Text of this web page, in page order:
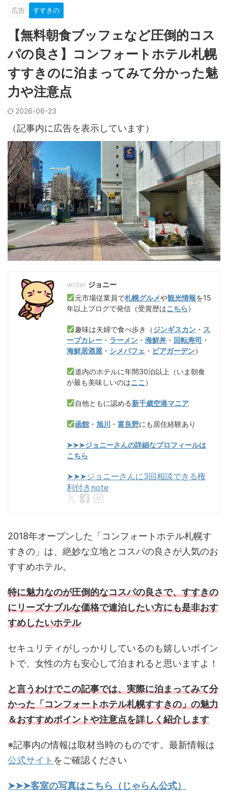
広告 すすきの
【無料朝食ブッフェなど圧倒的コス
パの良さ】コンフォートホテル札幌
すすきのに泊まってみて分かった魅
力や注意点
2026-06-23
（記事内に広告を表示しています）
ジョニー
元市場従業員で札幌グルメや観光情報を15
年以上ブログで発信（受賞歴はこちら）
趣味は夫婦で食べ歩き（ジンギスカン ・ ス
ープカレー ・ ラーメン ・ 海鮮丼 ・ 回転寿司 ・
海鮮居酒屋 ・ シメパフェ ・ ビアガーデン）
道内のホテルに年間30泊以上（いま朝食
が最も美味しいのはここ ）
自他ともに認める新千歳空港マニア
函館 ・旭川 ・富良野にも居住経験あり
➤➤➤ジョニーさんの詳細なプロフィールは
こちら
➤➤➤ジョニーさんに3回相談できる権
利付きnote
2018年オープンした「コンフォートホテル札幌す
すきの」は、絶妙な立地とコスパの良さが人気のお
すすめホテル。
特に魅力なのが圧倒的なコスパの良さで、すすきの
にリーズナブルな価格で連泊したい方にも是非おす
すめしたいホテル
セキュリティがしっかりしているのも嬉しいポイン
トで、女性の方も安心して泊まれると思いますよ！
と言うわけでこの記事では、実際に泊まってみて分
かった「コンフォートホテル札幌すすきの」の魅力
＆おすすめポイントや注意点を詳しく紹介します
※記事内の情報は取材当時のものです。最新情報は
公式サイト をご確認ください
➤➤➤客室の写真はこちら（じゃらん公式）